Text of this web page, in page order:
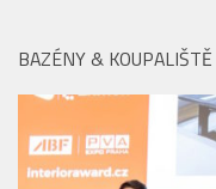
BAZÉNY & KOUPALIŠTĚ